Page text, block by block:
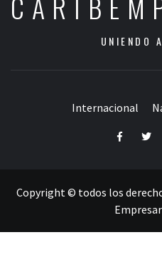
UNIENDO
Internacional
Facebook
Copyright © todos los